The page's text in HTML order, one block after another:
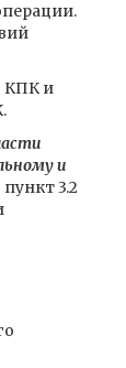
КПК и
и
3.2